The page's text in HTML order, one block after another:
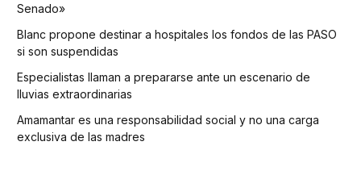
Senado»
Blanc propone destinar a hospitales los fondos de las PASO
si son suspendidas
Especialistas llaman a prepararse ante un escenario de
lluvias extraordinarias
Amamantar es una responsabilidad social y no una carga
exclusiva de las madres